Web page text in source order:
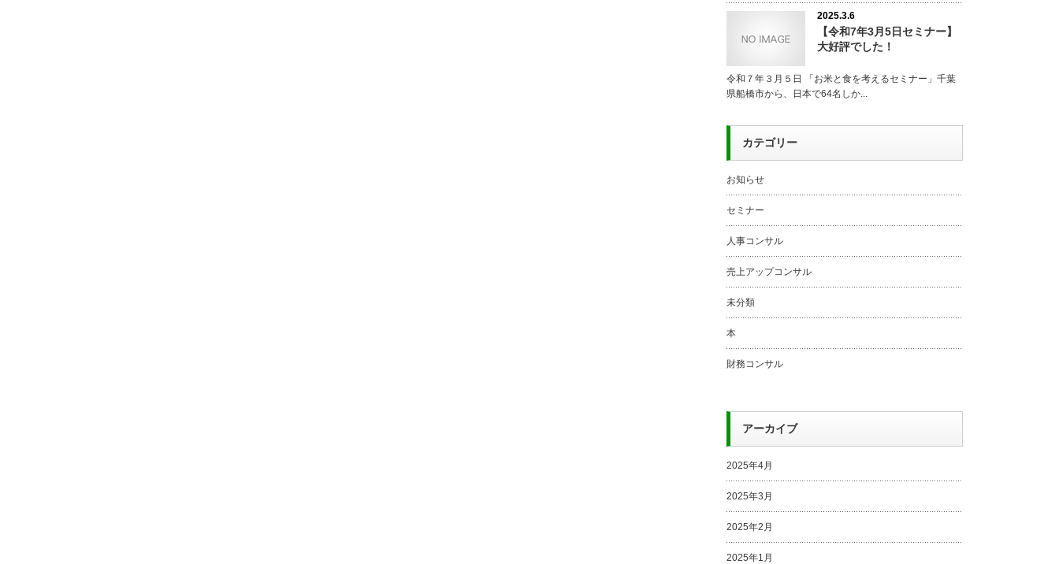
2025.3.6
【令和7年3月5日セミナー】
大好評でした！
令和７年３月５日 「お米と食を考えるセミナー」千葉
県船橋市から、日本で64名しか...
カテゴリー
お知らせ
セミナー
人事コンサル
売上アップコンサル
未分類
本
財務コンサル
アーカイブ
2025年4月
2025年3月
2025年2月
2025年1月